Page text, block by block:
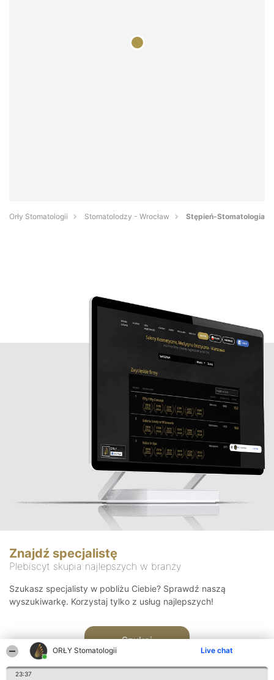
ORŁY Stomatologii Live chat
23:37
Orły Stomatologii Stomatolodzy - Wrocław Stępień-Stomatologia
Znajdź specjalistę
Plebiscyt skupia najlepszych w branży
Szukasz specjalisty w pobliżu Ciebie? Sprawdź naszą
wyszukiwarkę. Korzystaj tylko z usług najlepszych!
Szukaj